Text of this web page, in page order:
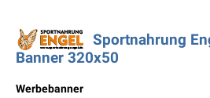
Sportnahrung
Banner 320x50
Werbebanner